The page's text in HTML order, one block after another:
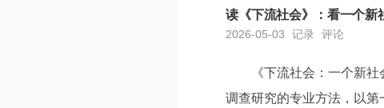
给女性在学习、就业、家庭
读《下流社会》：看一个新
2026-05-03 记录 评论
《下流社会：一个新
调查研究的专业方法，以